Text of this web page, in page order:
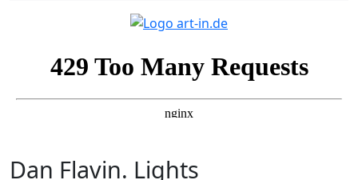
Dan Flavin. Lights